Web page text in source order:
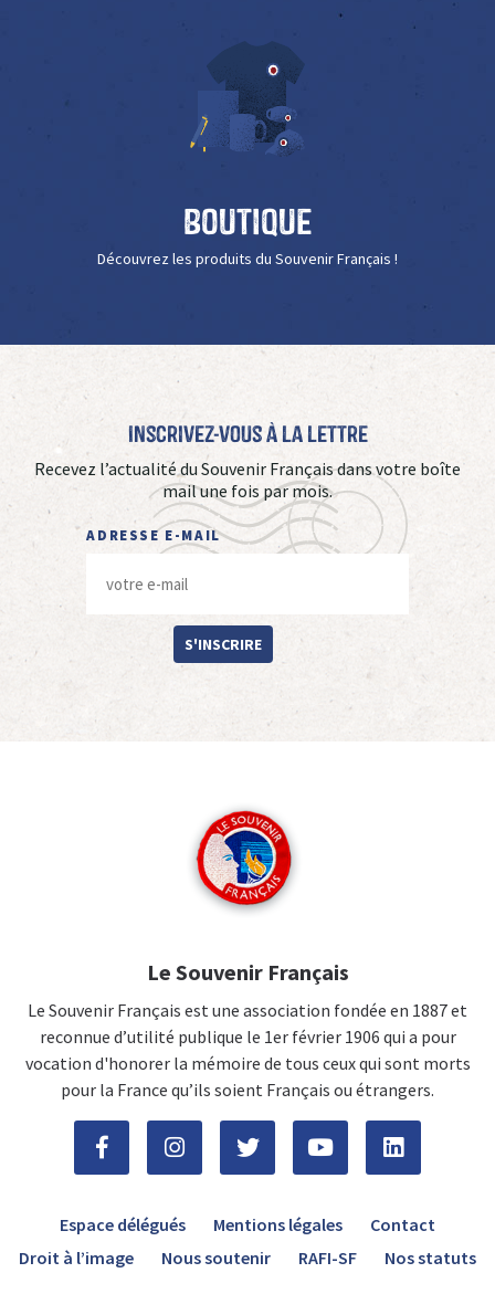
Boutique
Découvrez les produits du Souvenir Français !
Inscrivez-vous à La Lettre
Recevez l’actualité du Souvenir Français dans votre boîte
mail une fois par mois.
ADRESSE E-MAIL
S'INSCRIRE
Le Souvenir Français
Le Souvenir Français est une association fondée en 1887 et
reconnue d’utilité publique le 1er février 1906 qui a pour
vocation d'honorer la mémoire de tous ceux qui sont morts
pour la France qu’ils soient Français ou étrangers.
Espace délégués Mentions légales
Contact
Droit à l’image
Nous soutenir RAFI-SF Nos statuts